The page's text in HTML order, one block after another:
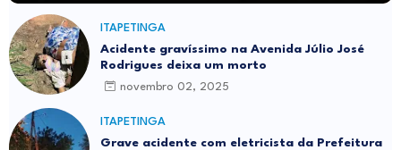
ITAPETINGA
Acidente gravíssimo na Avenida Júlio José
Rodrigues deixa um morto
novembro 02, 2025
ITAPETINGA
Grave acidente com eletricista da Prefeitura